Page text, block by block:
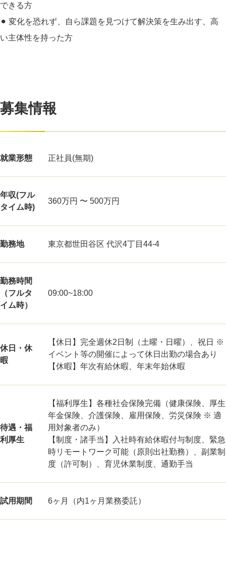
できる方
⚫︎ 変化を恐れず、自ら課題を見つけて解決策を生み出す、高
い主体性を持った方
募集情報
就業形態 正社員(無期)
年収(フル
タイム時)
360万円 〜 500万円
勤務地 東京都世田谷区 代沢4丁目44-4
勤務時間
（フルタ
イム時）
09:00~18:00
休日・休
暇
【休日】完全週休2日制（土曜・日曜）、祝日 ※
イベント等の開催によって休日出勤の場合あり
【休暇】年次有給休暇、年末年始休暇
待遇・福
利厚生
【福利厚生】各種社会保険完備（健康保険、厚生
年金保険、介護保険、雇用保険、労災保険 ※ 適
用対象者のみ）
【制度・諸手当】入社時有給休暇付与制度、緊急
時リモートワーク可能（原則出社勤務）、副業制
度（許可制）、育児休業制度、通勤手当
試用期間 6ヶ月（内1ヶ月業務委託）